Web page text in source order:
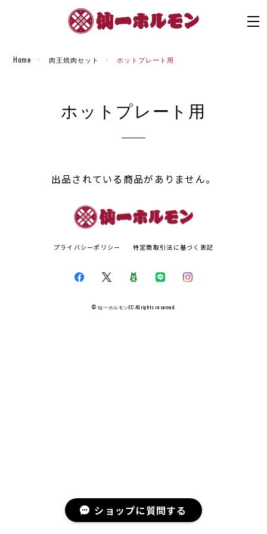
Home 肉王焼肉セット ホットプレート用
ホットプレート用
出品されている商品がありません。
プライバシーポリシー 特定商取引法に基づく表記
© 仙一ホルモンEC All rights reserved.
ショップに質問する